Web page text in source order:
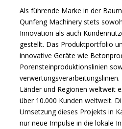
Als führende Marke in der
Qunfeng Machinery stets
Innovation als auch
gestellt. Das Produktportfolio
innovative Geräte wie
Porensteinproduktionslinien
verwertungsverarbeitungslinien.
Länder und Regionen weltweit
über 10.000 Kunden weltweit.
Umsetzung dieses Projekts in
nur neue Impulse in die lokale